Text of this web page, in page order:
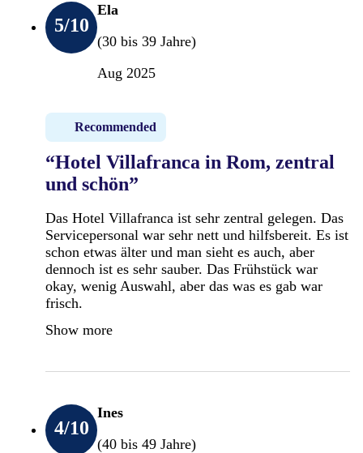
5/10
Ela
(30 bis 39 Jahre)
Aug 2025
Recommended
“Hotel Villafranca in Rom, zentral
und schön”
Das Hotel Villafranca ist sehr zentral gelegen. Das
Servicepersonal war sehr nett und hilfsbereit. Es ist
schon etwas älter und man sieht es auch, aber
dennoch ist es sehr sauber. Das Frühstück war
okay, wenig Auswahl, aber das was es gab war
frisch.
Show more
4/10
Ines
(40 bis 49 Jahre)